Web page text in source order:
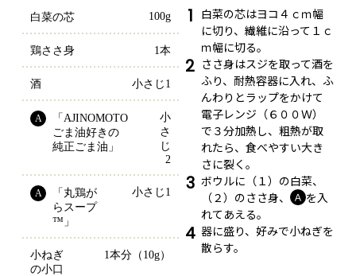
白菜の芯 100g
鶏ささ身 1本
酒 小さじ1
A
「AJINOMOTO
ごま油好きの
純正ごま油」
小
さ
じ
2
A
「丸鶏が
らスープ
™」
小さじ1
小ねぎ
の小口
1本分（10g）
1 白菜の芯はヨコ４ｃｍ幅
に切り、繊維に沿って１ｃ
ｍ幅に切る。
2 ささ身はスジを取って酒を
ふり、耐熱容器に入れ、ふ
んわりとラップをかけて
電子レンジ（６００Ｗ）
で３分加熱し、粗熱が取
れたら、食べやすい大き
さに裂く。
3 ボウルに（１）の白菜、
（２）のささ身、
Ａ を入
れてあえる。
4 器に盛り、好みで小ねぎを
散らす。